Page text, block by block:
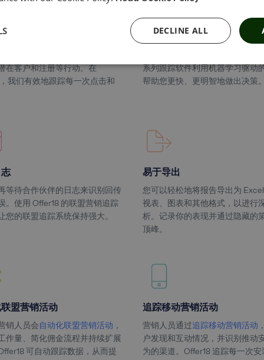
在客户和注册等行动。在
我们有效地跟踪每一次点击和
实时报告可提升广告系列效果，
系列跟踪软件利用机器学习驱动
帮助您更快、更明智地做出决策
等待合作伙伴的日志来识别回传
。使用 Offer18 的联盟营销追踪
您的联盟追踪系统保持强大。
易于导出
您可以轻松地将报告导出为
视表、图表和其他格式，以进行
析。记录你的表现并通过隐藏的
顶峰。
盟营销活动
销人员会 自动化联盟营销活动 ，
作量、简化佣金流程并持续扩展
可自动跟踪数据，从而提
追踪移动营销活动
营销人员通过追踪移动营销活动
户发现和互动情况，并识别推动
为的渠道。Offer18 追踪每一次安
DECLINE ALL